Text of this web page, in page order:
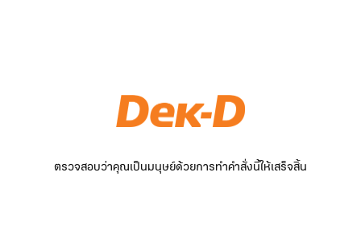
ตรวจสอบว่าคุณเป็นมนุษย์ด้วยการทำคำสั่งนี้ให้เสร็จสิ้น